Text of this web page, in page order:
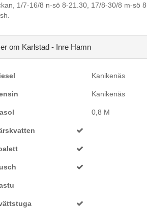
1/7-16/8 n-sö 8-21.30, 17/8-30/8 m-sö
om Karlstad - Inre Hamn
Kanikenäs
Kanikenäs
0,8 M